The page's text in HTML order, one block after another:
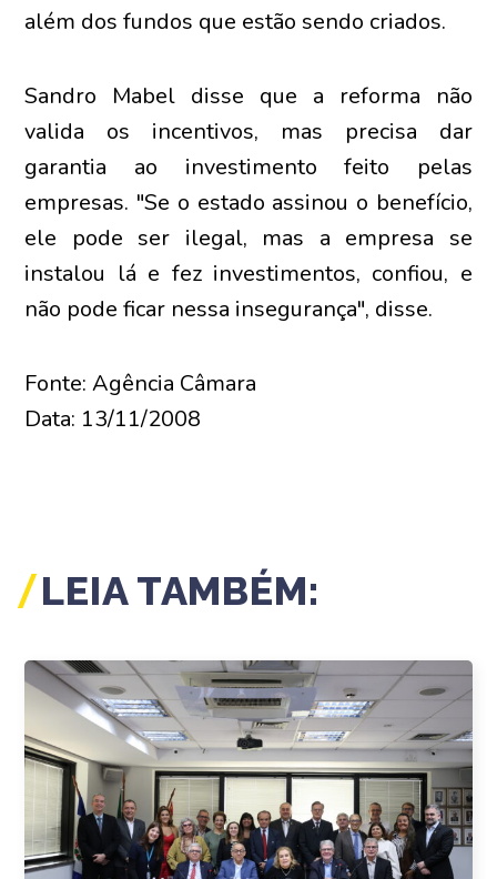
além dos fundos que estão sendo criados.
Sandro Mabel disse que a reforma não
valida os incentivos, mas precisa dar
garantia ao investimento feito pelas
empresas. "Se o estado assinou o benefício,
ele pode ser ilegal, mas a empresa se
instalou lá e fez investimentos, confiou, e
não pode ficar nessa insegurança", disse.
Fonte: Agência Câmara
Data: 13/11/2008
LEIA TAMBÉM: